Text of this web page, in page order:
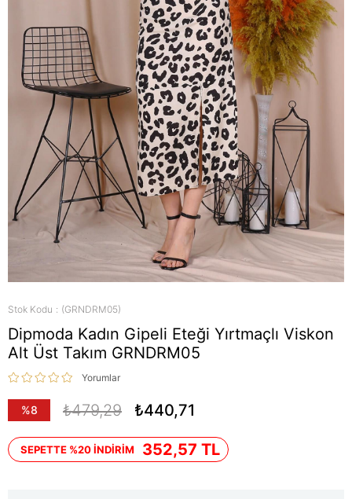
Stok Kodu (GRNDRM05)
Dipmoda Kadın Gipeli Eteği Yırtmaçlı Viskon
Alt Üst Takım GRNDRM05
Yorumlar
%8
₺479,29 ₺440,71
SEPETTE %20 İNDİRİM 352,57 TL